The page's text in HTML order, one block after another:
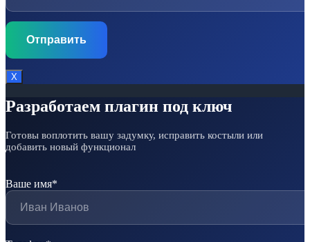
Х
Разработаем плагин под ключ
Готовы воплотить вашу задумку, исправить костыли или
добавить новый функционал
Ваше имя*